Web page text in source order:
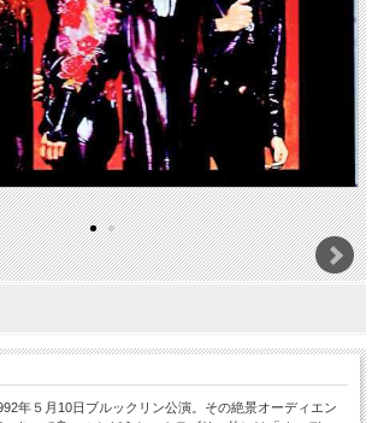
年５月10日ブルックリン公演。その絶景オーディエン